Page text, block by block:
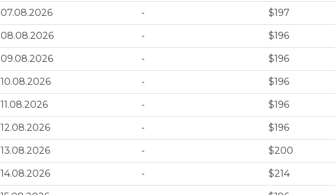
07.08.2026 - $197
08.08.2026 - $196
09.08.2026 - $196
10.08.2026 - $196
11.08.2026 - $196
12.08.2026 - $196
13.08.2026 - $200
14.08.2026 - $214